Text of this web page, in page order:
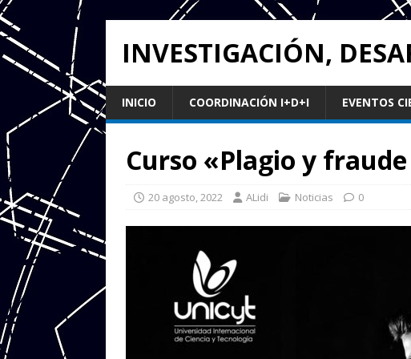
INVESTIGACIÓN,
INICIO COORDINACIÓN I+D+I EVENTOS
Curso «Plagio y
20 agosto, 2022 ALidi Noticias 0